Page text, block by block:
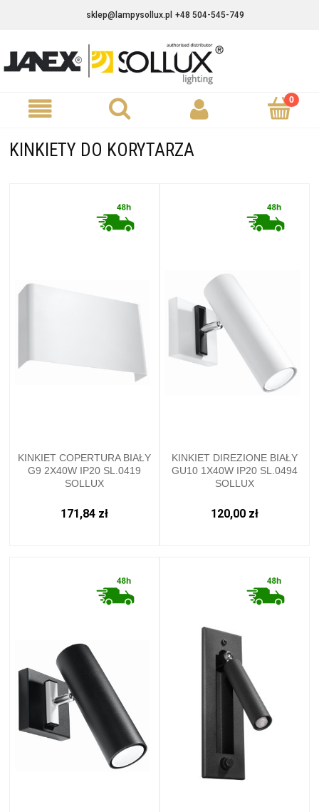
sklep@lampysollux.pl +48 504-545-749
KINKIETY DO KORYTARZA
KINKIET COPERTURA BIAŁY
G9 2X40W IP20 SL.0419
SOLLUX
171,84 zł
KINKIET DIREZIONE BIAŁY
GU10 1X40W IP20 SL.0494
SOLLUX
120,00 zł